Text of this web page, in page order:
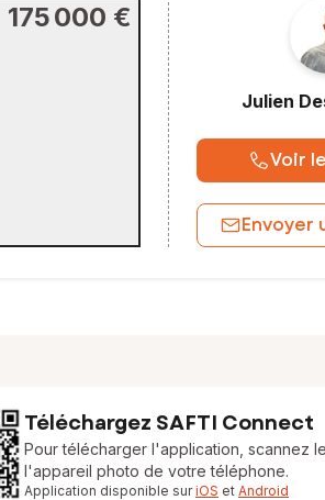
175 000 €
Julien
Voir
Envoyer
Téléchargez SAFTI Connect
Pour télécharger l'application, scannez
l'appareil photo de votre téléphone.
Application disponible suriOS et Android